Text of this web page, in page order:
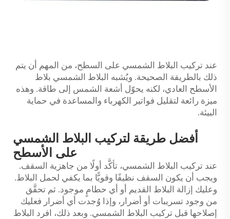
عند تركيب البلاط الشمسي على السطح، من المهم أن يتم
ذلك بالطريقة الصحيحة. ويُشبه البلاط الشمسي بلاط
الأسطح العادي، لكنه يحوّل أشعة الشمس إلى طاقة. وهذه
ميزة رائعة لتقليل فواتير الكهرباء والمساعدة في حماية
البيئة.
أفضل طريقة لتركيب البلاط الشمسي
على الأسطح
عند تركيب البلاط الشمسي، تأكَّد أولًا من جاهزية السقف.
ويجب أن يكون السقف نظيفًا وقويًّا بما يكفي لحمل البلاط.
وعليك إزالة البلاط القديم أو أي حطامٍ موجود. ثم تحقَّق
من وجود تسريبات أو أضرار، وإذا وُجدت أي أضرار فعليك
إصلاحها قبل تركيب البلاط الشمسي. وبعد ذلك، افرد البلاط